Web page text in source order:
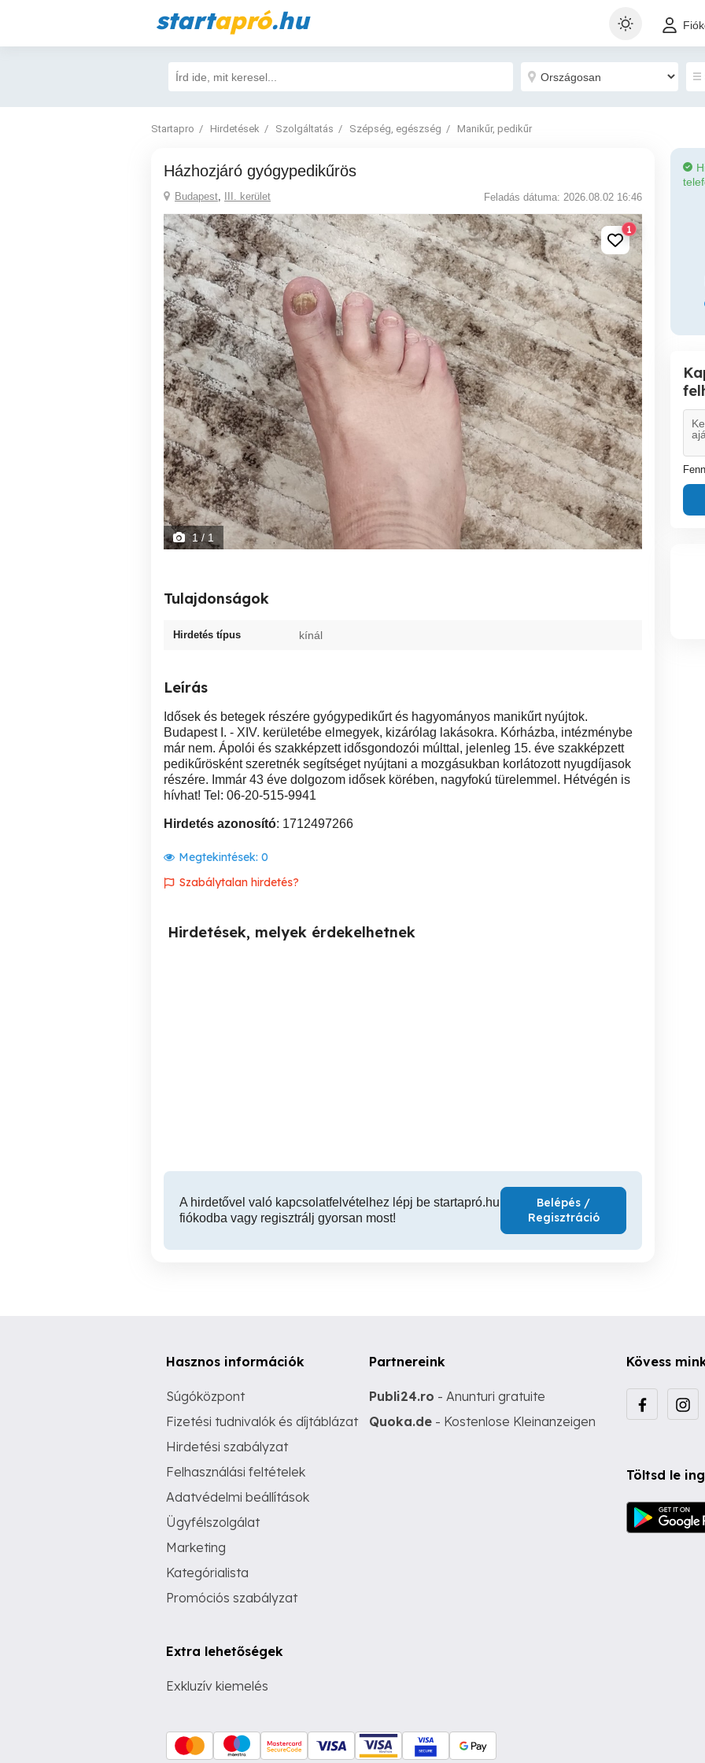
startapró.hu
Startapro Hirdetések Szolgáltatás Szépség, egészség Manikűr, pedikűr
Házhozjáró gyógypedikűrös
Budapest, III. kerület Feladás dátuma: 2026.08.02 16:46
1
1/ 1
Tulajdonságok
Hirdetés típus kínál
Leírás
Idősek és betegek részére gyógypedikűrt és hagyományos manikűrt nyújtok.
Budapest I. - XIV. kerületébe elmegyek, kizárólag lakásokra. Kórházba, intézménybe
már nem. Ápolói és szakképzett idősgondozói múlttal, jelenleg 15. éve szakképzett
pedikűrösként szeretnék segítséget nyújtani a mozgásukban korlátozott nyugdíjasok
részére. Immár 43 éve dolgozom idősek körében, nagyfokú türelemmel. Hétvégén is
hívhat! Tel: 06-20-515-9941
Hirdetés azonosító: 1712497266
Megtekintések: 0
Szabálytalan hirdetés?
Hirdetések, melyek érdekelhetnek
A hirdetővel való kapcsolatfelvételhez lépj be startapró.hu
fiókodba vagy regisztrálj gyorsan most!
Belépés /
Regisztráció
Hasznos információk
Súgóközpont
Fizetési tudnivalók és díjtáblázat
Hirdetési szabályzat
Felhasználási feltételek
Adatvédelmi beállítások
Ügyfélszolgálat
Marketing
Kategórialista
Promóciós szabályzat
Extra lehetőségek
Exkluzív kiemelés
Partnereink
Publi24.ro - Anunturi gratuite
Quoka.de - Kostenlose Kleinanzeigen
Kövess
Töltsd le